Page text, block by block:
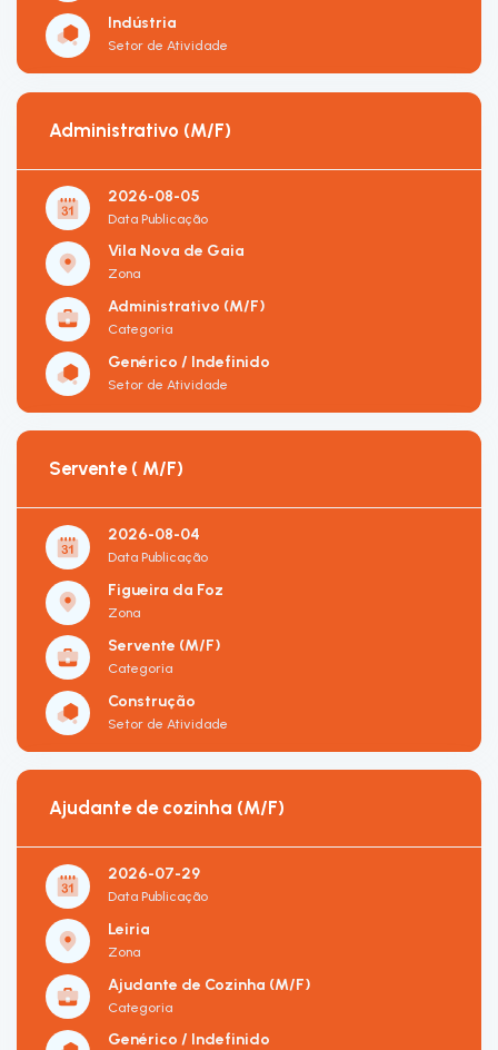
Indústria
Setor de Atividade
Administrativo (M/F)
2026-08-05
Data Publicação
Vila Nova de Gaia
Zona
Administrativo (M/F)
Categoria
Genérico / Indefinido
Setor de Atividade
Servente ( M/F)
2026-08-04
Data Publicação
Figueira da Foz
Zona
Servente (M/F)
Categoria
Construção
Setor de Atividade
Ajudante de cozinha (M/F)
2026-07-29
Data Publicação
Leiria
Zona
Ajudante de Cozinha (M/F)
Categoria
Genérico / Indefinido